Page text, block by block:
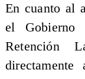
En cuanto al
el Gobierno
Retención